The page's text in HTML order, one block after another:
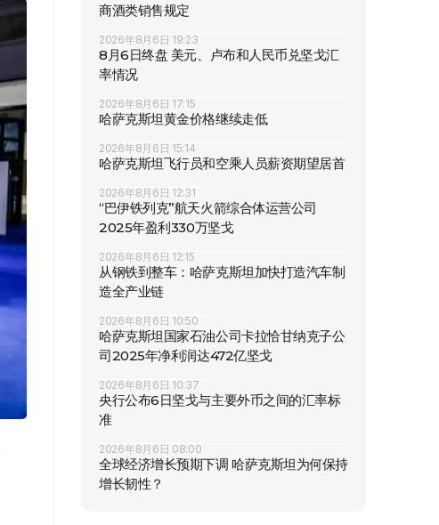
商酒类销售规定
2026年8月6日 19:23
8月6日终盘 美元、卢布和人民币兑坚戈汇
率情况
2026年8月6日 17:15
哈萨克斯坦黄金价格继续走低
2026年8月6日 15:14
哈萨克斯坦飞行员和空乘人员薪资期望居首
2026年8月6日 12:31
“巴伊铁列克”航天火箭综合体运营公司
2025年盈利330万坚戈
2026年8月6日 12:15
从钢铁到整车：哈萨克斯坦加快打造汽车制
造全产业链
2026年8月6日 10:50
哈萨克斯坦国家石油公司卡拉恰甘纳克子公
司2025年净利润达472亿坚戈
2026年8月6日 10:37
央行公布6日坚戈与主要外币之间的汇率标
准
2026年8月6日 08:00
全球经济增长预期下调 哈萨克斯坦为何保持
增长韧性？